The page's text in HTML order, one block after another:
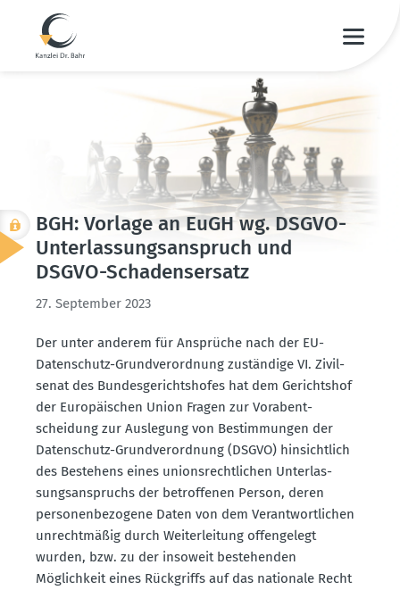
BGH: Vorlage an EuGH wg. DSGVO-
Unter­las­sungs­an­spruch und
DSGVO-Schadens­ersatz
27. September 2023
Der unter anderem für Ansprüche nach der EU-
Daten­schutz-Grund­ver­ordnung zuständige VI. Zivil­
senat des Bundes­ge­richts­hofes hat dem Gerichtshof
der Europäi­schen Union Fragen zur Vorab­ent­
scheidung zur Auslegung von Bestim­mungen der
Daten­schutz-Grund­ver­ordnung (DSGVO) hinsichtlich
des Bestehens eines unions­recht­lichen Unter­las­
sungs­an­spruchs der betrof­fenen Person, deren
perso­nen­be­zogene Daten von dem Verant­wort­lichen
unrecht­mäßig durch Weiter­leitung offen­gelegt
wurden, bzw. zu der insoweit bestehenden
Möglichkeit eines Rückgriffs auf das nationale Recht